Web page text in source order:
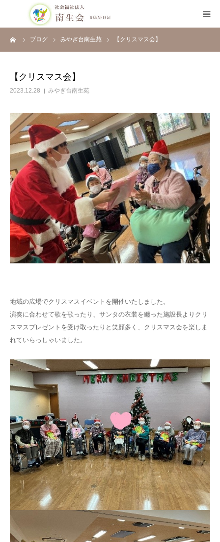
ブログ みやぎ台南生苑 【クリスマス会】
【クリスマス会】
2023.12.28 みやぎ台南生苑
地域の広場でクリスマスイベントを開催いたしました。
演奏に合わせて歌を歌ったり、サンタの衣装を纏った施設長よりクリ
スマスプレゼントを受け取ったりと笑顔多く、クリスマス会を楽しま
れていらっしゃいました。
HOME
採用について
ブログ
お知らせ
開示情報
お問い合わせ